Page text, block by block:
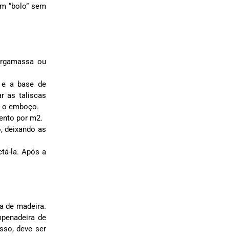
“bolo” sem
ou
e a base de
as taliscas
o emboço.
por m2.
deixando as
la. Após a
de madeira.
de
deve ser